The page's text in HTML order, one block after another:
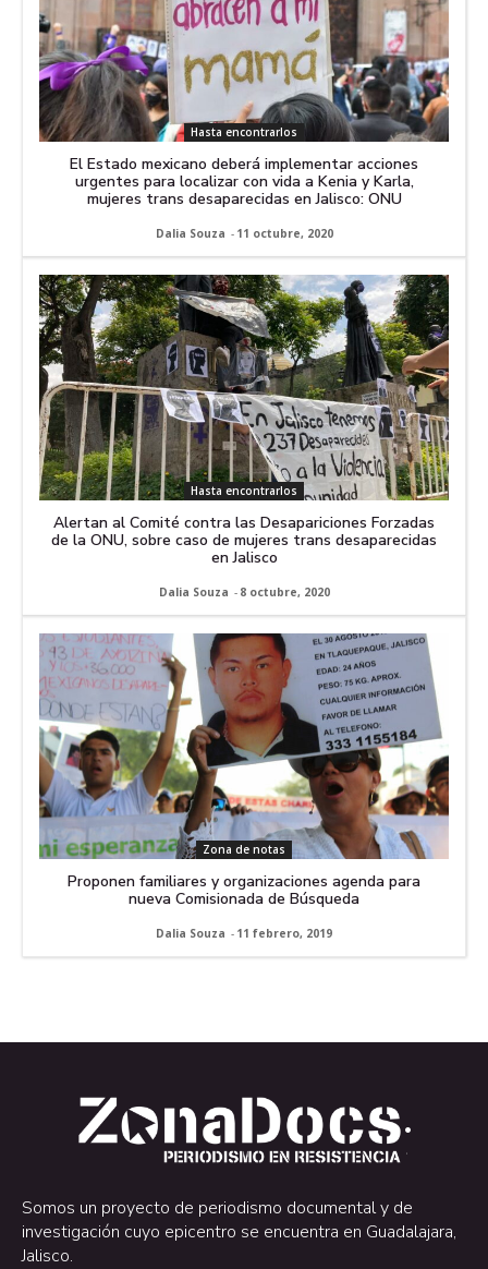
Hasta encontrarlos
El Estado mexicano deberá implementar acciones
urgentes para localizar con vida a Kenia y Karla,
mujeres trans desaparecidas en Jalisco: ONU
Dalia Souza - 11 octubre, 2020
Hasta encontrarlos
Alertan al Comité contra las Desapariciones Forzadas
de la ONU, sobre caso de mujeres trans desaparecidas
en Jalisco
Dalia Souza - 8 octubre, 2020
Zona de notas
Proponen familiares y organizaciones agenda para
nueva Comisionada de Búsqueda
Dalia Souza - 11 febrero, 2019
.
.
Somos un proyecto de periodismo documental y de
investigación cuyo epicentro se encuentra en Guadalajara,
Jalisco.